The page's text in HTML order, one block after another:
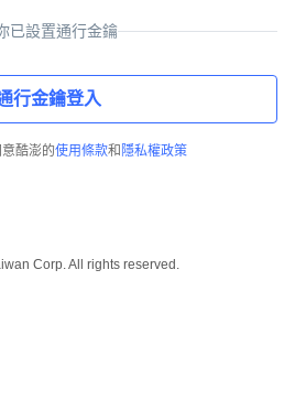
已設置通行金鑰
行金鑰登入
酷澎的使用條款和 隱私權政策
Corp. All rights reserved.